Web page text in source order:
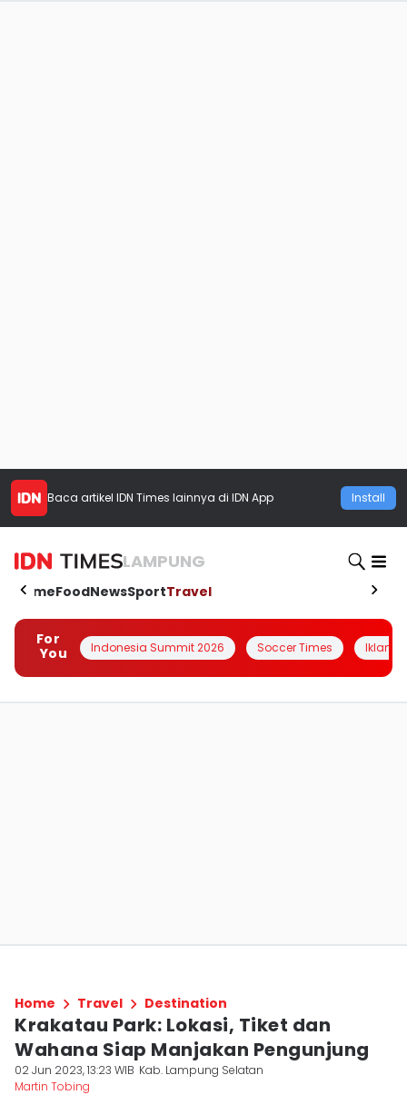
Baca artikel IDN Times lainnya di IDN App Install
LAMPUNG
HomeFoodNewsSportTravel
For
You
Indonesia Summit 2026 Soccer Times Iklanin
Home Travel Destination
Krakatau Park: Lokasi, Tiket dan
Wahana Siap Manjakan Pengunjung
02 Jun 2023, 13:23 WIB Kab. Lampung Selatan
Martin Tobing